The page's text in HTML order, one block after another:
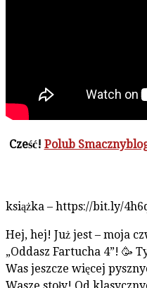
Cześć! Polub
książka – https://bit.ly/
Hej, hej! Już jest – moja
„Oddasz Fartucha 4”! 🥳
Was jeszcze więcej